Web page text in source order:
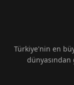
Türkiye'nin en
dünyasından